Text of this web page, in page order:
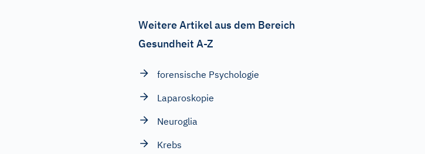
Weitere Artikel aus dem Bereich
Gesundheit A-Z
forensische Psychologie
Laparoskopie
Neuroglia
Krebs